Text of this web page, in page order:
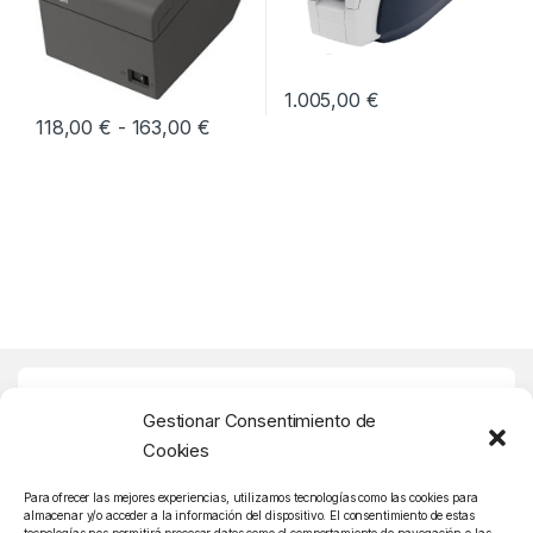
Gestionar Consentimiento de
Cookies
Para ofrecer las mejores experiencias, utilizamos tecnologías como las cookies para
almacenar y/o acceder a la información del dispositivo. El consentimiento de estas
118,00€ - 163,00 €Rango de precios: desde 118,00 €
Este producto tiene múltiples variantes. Las opciones se
1.005,00 €